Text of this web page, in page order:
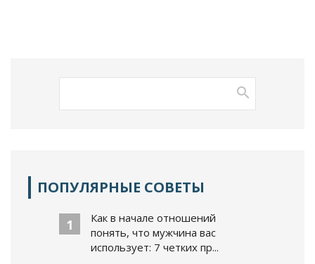
ПОПУЛЯРНЫЕ СОВЕТЫ
1
Как в начале отношений
понять, что мужчина вас
использует: 7 четких пр...